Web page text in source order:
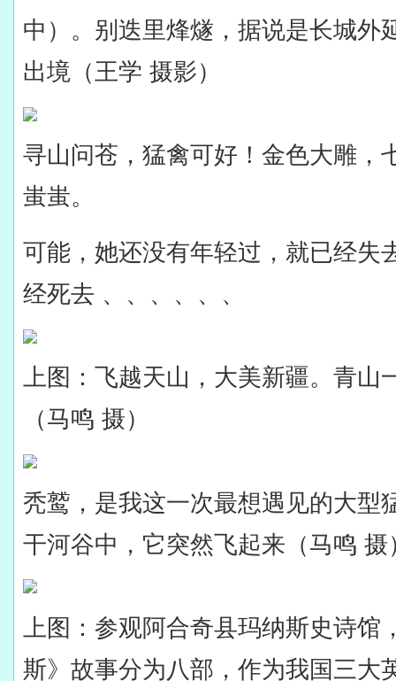
中）。别迭里烽燧，据说是长城外
出境（王学 摄影）
寻山问苍，猛禽可好！金色大雕，
蚩蚩。
可能，她还没有年轻过，就已经失
经死去 、、、、、、
上图：飞越天山，大美新疆。青山
（马鸣 摄）
秃鹫，是我这一次最想遇见的大型
干河谷中，它突然飞起来（马鸣 摄
上图：参观阿合奇县玛纳斯史诗馆
斯》故事分为八部，作为我国三大